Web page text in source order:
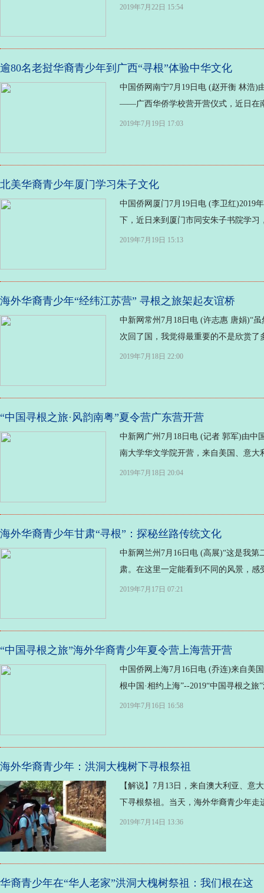
2019年7月22日 15:54
逾80名老挝华裔青少年到广西“寻根”体验中华文化
中国侨网南宁7月19日电 (赵开衡 林浩)
——广西华侨学校营开营仪式，近日在
2019年7月19日 17:03
北美华裔青少年厦门学习朱子文化
中国侨网厦门7月19日电 (李卫红)2019
下，近日来到厦门市同安朱子书院学
2019年7月19日 15:13
海外华裔青少年“经纬江苏营” 寻根之旅架起友谊桥
中新网常州7月18日电 (许志惠 唐娟)“
次回了国，我觉得最重要的不是欣赏
2019年7月18日 22:00
“中国寻根之旅·风韵南粤”夏令营广东营开营
中新网广州7月18日电 (记者 郭军)由中
南大学华文学院开营，来自美国、意大
2019年7月18日 20:04
海外华裔青少年甘肃“寻根”：探秘丝路传统文化
中新网兰州7月16日电 (高展)“这是我
肃。在这里一定能看到不同的风景，
2019年7月17日 07:21
“中国寻根之旅”海外华裔青少年夏令营上海营开营
中国侨网上海7月16日电 (乔连)来自美
根中国·相约上海”--2019“中国寻根之
2019年7月16日 16:58
海外华裔青少年：洪洞大槐树下寻根祭祖
【解说】7月13日，来自澳大利亚、意
下寻根祭祖。当天，海外华裔青少年
2019年7月14日 13:36
华裔青少年在“华人老家”洪洞大槐树祭祖：我们根在这